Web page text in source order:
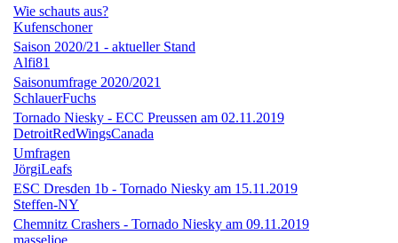
Wie schauts aus?
Kufenschoner
Saison 2020/21 - aktueller Stand
Alfi81
Saisonumfrage 2020/2021
SchlauerFuchs
Tornado Niesky - ECC Preussen am 02.11.2019
DetroitRedWingsCanada
Umfragen
JörgiLeafs
ESC Dresden 1b - Tornado Niesky am 15.11.2019
Steffen-NY
Chemnitz Crashers - Tornado Niesky am 09.11.2019
masseljoe